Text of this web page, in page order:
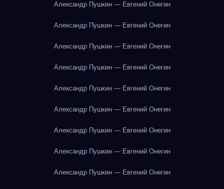
Александр Пушкин — Евгений Онегин
Александр Пушкин — Евгений Онегин
Александр Пушкин — Евгений Онегин
Александр Пушкин — Евгений Онегин
Александр Пушкин — Евгений Онегин
Александр Пушкин — Евгений Онегин
Александр Пушкин — Евгений Онегин
Александр Пушкин — Евгений Онегин
Александр Пушкин — Евгений Онегин